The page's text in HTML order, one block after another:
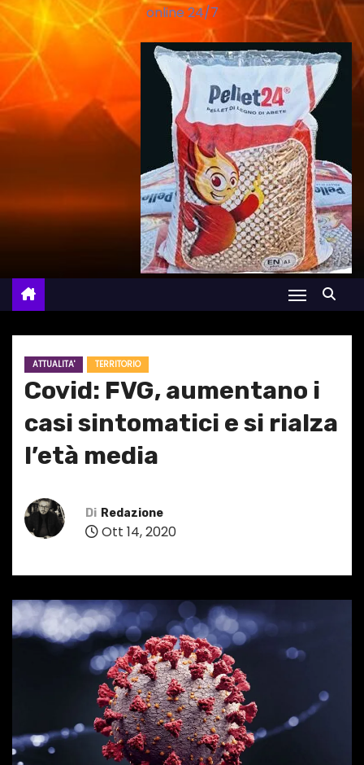
online 24/7
ATTUALITA' TERRITORIO
Covid: FVG, aumentano i
casi sintomatici e si rialza
l’età media
Di Redazione
Ott 14, 2020